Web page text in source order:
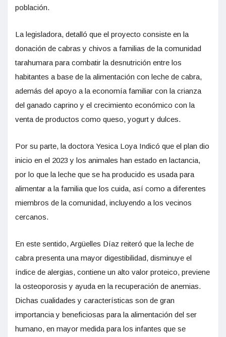
población.
La legisladora, detalló que el proyecto consiste en la
donación de cabras y chivos a familias de la comunidad
tarahumara para combatir la desnutrición entre los
habitantes a base de la alimentación con leche de cabra,
además del apoyo a la economía familiar con la crianza
del ganado caprino y el crecimiento económico con la
venta de productos como queso, yogurt y dulces.
Por su parte, la doctora Yesica Loya Indicó que el plan dio
inicio en el 2023 y los animales han estado en lactancia,
por lo que la leche que se ha producido es usada para
alimentar a la familia que los cuida, así como a diferentes
miembros de la comunidad, incluyendo a los vecinos
cercanos.
En este sentido, Argüelles Díaz reiteró que la leche de
cabra presenta una mayor digestibilidad, disminuye el
índice de alergias, contiene un alto valor proteico, previene
la osteoporosis y ayuda en la recuperación de anemias.
Dichas cualidades y características son de gran
importancia y beneficiosas para la alimentación del ser
humano, en mayor medida para los infantes que se